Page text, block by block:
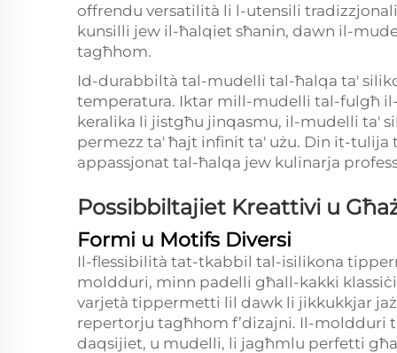
offrendu versatilità li l-utensili
kunsilli jew il-ħalqiet sħanin, dawn il-
tagħhom.
Id-durabbiltà tal-mudelli tal-ħalqa ta'
temperatura. Iktar mill-mudelli tal-fulgħ
keralika li jistgħu jinqasmu, il-mudelli ta'
permezz ta' ħajt infinit ta' użu. Din it-
appassjonat tal-ħalqa jew kulinarja
Possibbiltajiet Kreattivi u
Formi u Motifs Diversi
Il-flessibilità tat-tkabbil tal-isilikona
moldduri, minn padelli għall-kakki
varjetà tippermetti lil dawk li jikkukkjar
repertorju tagħhom f’dizajni. Il-moldduri
daqsijiet, u mudelli, li jagħmlu perfetti